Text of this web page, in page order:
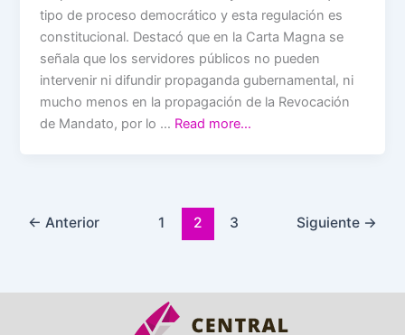
tipo de proceso democrático y esta regulación es
constitucional. Destacó que en la Carta Magna se
señala que los servidores públicos no pueden
intervenir ni difundir propaganda gubernamental, ni
mucho menos en la propagación de la Revocación
de Mandato, por lo … Read more…
← Anterior 1 2 3 Siguiente →